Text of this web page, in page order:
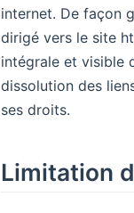
internet. De façon
dirigé vers le site
intégrale et visible
dissolution des
ses droits.
Limitation